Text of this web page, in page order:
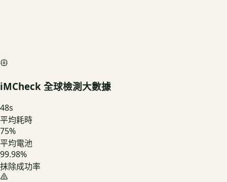
iMCheck 全球檢測大數據
48s
平均耗時
75%
平均電池
99.98%
抹除成功率